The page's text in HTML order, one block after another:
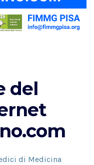
del
di Medicina